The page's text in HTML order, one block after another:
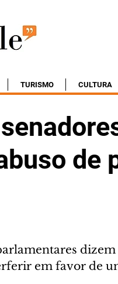
TURISMO CULTURA
de
dizem
em favor de